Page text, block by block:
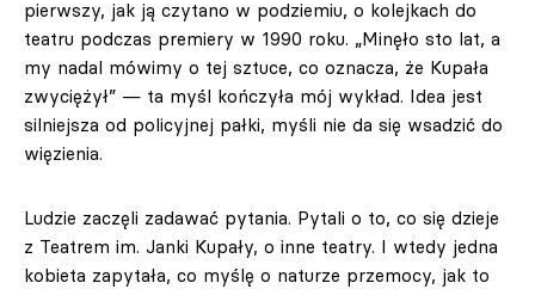
pierwszy, jak ją czytano w podziemiu, o kolejkach do
teatru podczas premiery w 1990 roku. „Minęło sto lat, a
my nadal mówimy o tej sztuce, co oznacza, że Kupała
zwyciężył” — ta myśl kończyła mój wykład. Idea jest
silniejsza od policyjnej pałki, myśli nie da się wsadzić do
więzienia.
Ludzie zaczęli zadawać pytania. Pytali o to, co się dzieje
z Teatrem im. Janki Kupały, o inne teatry. I wtedy jedna
kobieta zapytała, co myślę o naturze przemocy, jak to